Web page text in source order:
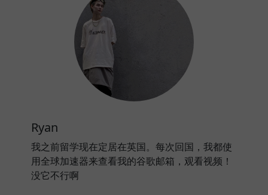
Ryan
我之前留学现在定居在英国。每次回国，我都使
用全球加速器来查看我的谷歌邮箱，观看视频！
没它不行啊